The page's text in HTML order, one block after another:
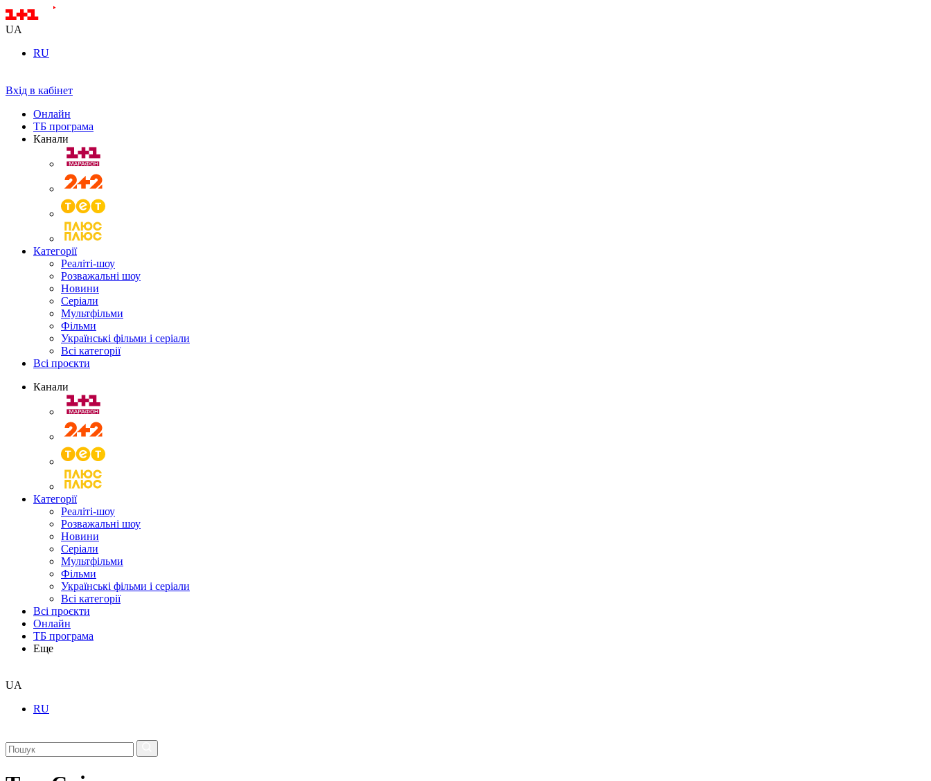
UA
RU
Вхід в кабінет
Онлайн
ТБ програма
Канали
Категорії
Реаліті-шоу
Розважальні шоу
Новини
Серіали
Мультфільми
Фільми
Українські фільми і серіали
Всі категорії
Всі проєкти
Канали
Категорії
Реаліті-шоу
Розважальні шоу
Новини
Серіали
Мультфільми
Фільми
Українські фільми і серіали
Всі категорії
Всі проєкти
Онлайн
ТБ програма
Еще
UA
RU